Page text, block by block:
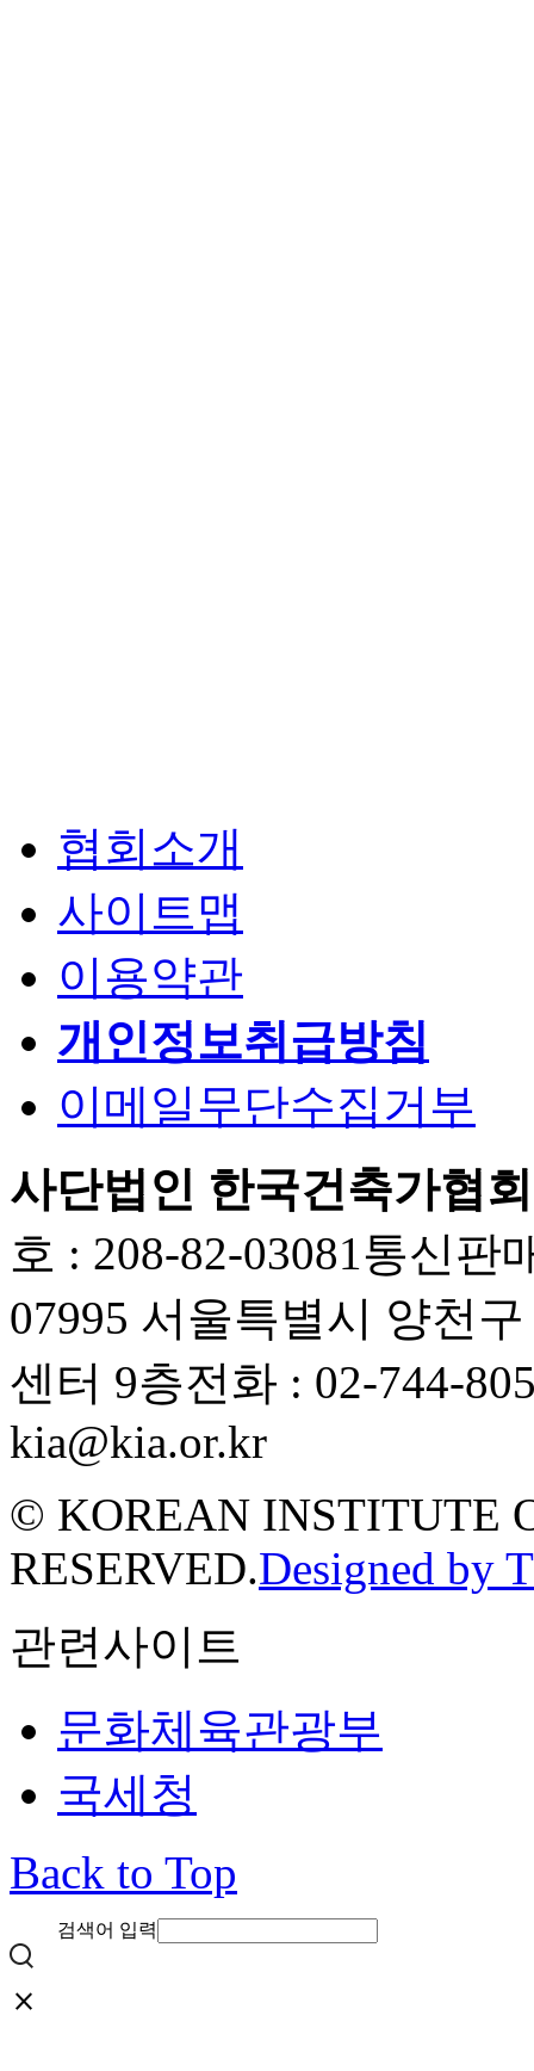
협회소개
사이트맵
이용약관
개인정보취급방침
이메일무단수집거부
사단법인 한국건축가협회
호 : 208-82-03081 통신판
07995 서울특별시 양천
센터 9층전화 : 02-744-
kia@kia.or.kr
© KOREAN INSTITUTE
RESERVED.Designed by
관련사이트
문화체육관광부
국세청
Back to Top
검색어 입력
close